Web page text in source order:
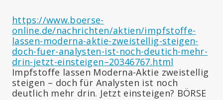
https://www.boerse-
online.de/nachrichten/aktien/impfstoffe-
lassen-moderna-aktie-zweistellig-steigen-
doch-fuer-analysten-ist-noch-deutich-mehr-
drin-jetzt-einsteigen–20346767.html
Impfstoffe lassen Moderna-Aktie zweistellig
steigen – doch für Analysten ist noch
deutlich mehr drin. Jetzt einsteigen? BÖRSE